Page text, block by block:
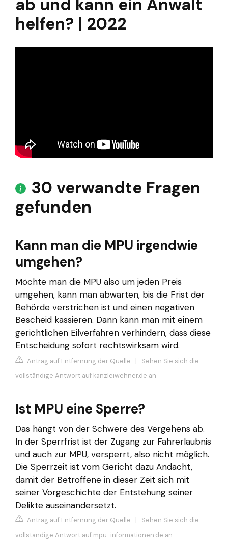
ab und kann ein Anwalt
helfen? | 2022
30 verwandte Fragen
gefunden
Kann man die MPU irgendwie
umgehen?
Möchte man die MPU also um jeden Preis
umgehen, kann man abwarten, bis die Frist der
Behörde verstrichen ist und einen negativen
Bescheid kassieren. Dann kann man mit einem
gerichtlichen Eilverfahren verhindern, dass diese
Entscheidung sofort rechtswirksam wird.
Antrag auf Entfernung der Quelle | Sehen Sie sich die
vollständige Antwort auf kanzleiwehner.de an
Ist MPU eine Sperre?
Das hängt von der Schwere des Vergehens ab.
In der Sperrfrist ist der Zugang zur Fahrerlaubnis
und auch zur MPU, versperrt, also nicht möglich.
Die Sperrzeit ist vom Gericht dazu Andacht,
damit der Betroffene in dieser Zeit sich mit
seiner Vorgeschichte der Entstehung seiner
Delikte auseinandersetzt.
Antrag auf Entfernung der Quelle | Sehen Sie sich die
vollständige Antwort auf mpu-informationen.de an